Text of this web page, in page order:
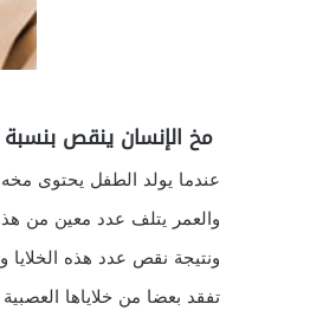
مخ الإنسان ينقص بنسبة 10% على مدى حياته ما بين مولده ومماته
عندما يولد الطفل يحتوى
ونتيجة نقص عدد هذه
تفقد بعضا من خلاياها